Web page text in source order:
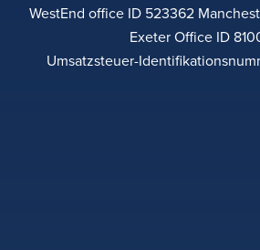
WestEnd office ID 523362
Exeter Office ID
Umsatzsteuer-